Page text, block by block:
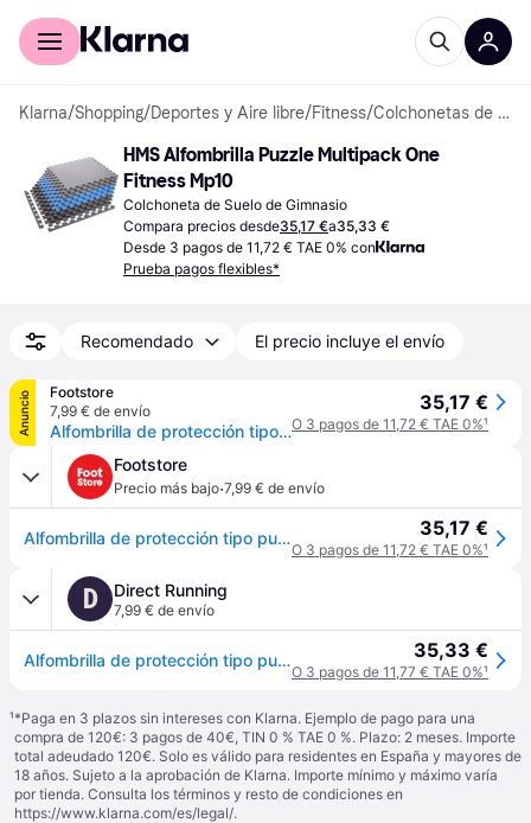
Comprar con Klarna
Klarna/Shopping/Deportes y Aire libre/Fitness/ Colchonetas de Suelo de Gimnasio
HMS Alfombrilla Puzzle Multipack One
Fitness Mp10
Colchoneta de Suelo de Gimnasio
Compara precios desde35,17 €a35,33 €
Desde 3 pagos de 11,72 € TAE 0% con
Prueba pagos flexibles*
Recomendado El precio incluye el envío
Anuncio
Footstore
7,99 € de envío
Alfombrilla de protección tipo puzzle One Fitness MP10 (x9) - Multicolore
35,17 €
O 3 pagos de 11,72 € TAE 0%¹
Footstore
Precio más bajo·7,99 € de envío
Alfombrilla de protección tipo puzzle One Fitness MP10 (x9) - Multicolore 35,17 €
O 3 pagos de 11,72 € TAE 0%¹
D Direct Running
7,99 € de envío
Alfombrilla de protección tipo puzzle One Fitness MP10 (x9) - Multicolore 35,33 €
O 3 pagos de 11,77 € TAE 0%¹
¹*Paga en 3 plazos sin intereses con Klarna. Ejemplo de pago para una
compra de 120€: 3 pagos de 40€, TIN 0 % TAE 0 %. Plazo: 2 meses. Importe
total adeudado 120€. Solo es válido para residentes en España y mayores de
18 años. Sujeto a la aprobación de Klarna. Importe mínimo y máximo varía
por tienda. Consulta los términos y resto de condiciones en
https://www.klarna.com/es/legal/.